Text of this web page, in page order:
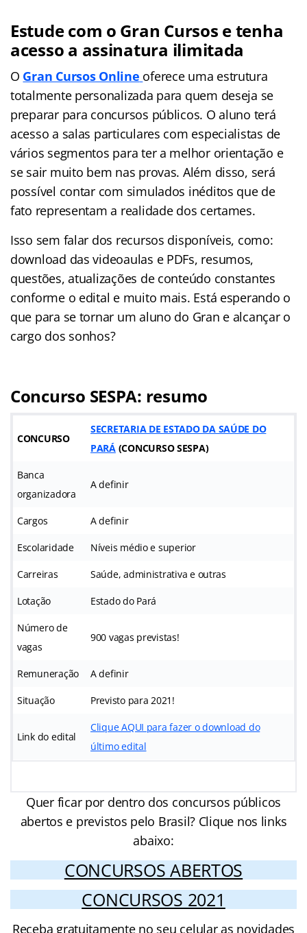
Estude com o Gran Cursos e tenha
acesso a assinatura ilimitada
O Gran Cursos Online oferece uma estrutura
totalmente personalizada para quem deseja se
preparar para concursos públicos. O aluno terá
acesso a salas particulares com especialistas de
vários segmentos para ter a melhor orientação e
se sair muito bem nas provas. Além disso, será
possível contar com simulados inéditos que de
fato representam a realidade dos certames.
Isso sem falar dos recursos disponíveis, como:
download das videoaulas e PDFs, resumos,
questões, atualizações de conteúdo constantes
conforme o edital e muito mais. Está esperando o
que para se tornar um aluno do Gran e alcançar o
cargo dos sonhos?
Concurso SESPA: resumo
CONCURSO
SECRETARIA DE ESTADO DA SAÚDE DO
PARÁ(CONCURSO SESPA)
Banca
organizadora
A definir
Cargos A definir
Escolaridade Níveis médio e superior
Carreiras Saúde, administrativa e outras
Lotação Estado do Pará
Número de
vagas
900 vagas previstas!
Remuneração A definir
Situação Previsto para 2021!
Link do edital
Clique AQUI para fazer o download do
último edital
Quer ficar por dentro dos concursos públicos
abertos e previstos pelo Brasil? Clique nos links
abaixo:
CONCURSOS ABERTOS
CONCURSOS 2021
Receba gratuitamente no seu celular as novidades